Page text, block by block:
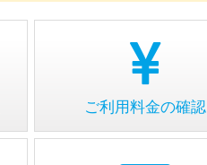
ご利用料金の確認